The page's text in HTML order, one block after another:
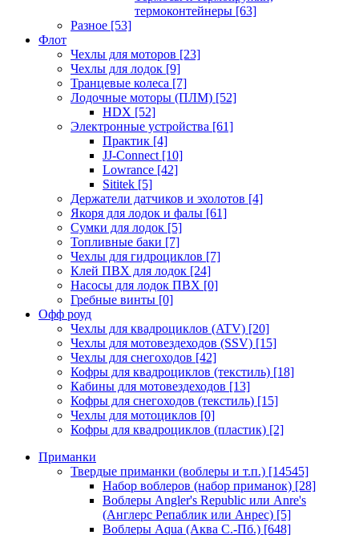
термоконтейнеры [63]
Разное [53]
Флот
Чехлы для моторов [23]
Чехлы для лодок [9]
Транцевые колеса [7]
Лодочные моторы (ПЛМ) [52]
HDX [52]
Электронные устройства [61]
Практик [4]
JJ-Connect [10]
Lowrance [42]
Sititek [5]
Держатели датчиков и эхолотов [4]
Якоря для лодок и фалы [61]
Сумки для лодок [5]
Топливные баки [7]
Чехлы для гидроциклов [7]
Клей ПВХ для лодок [24]
Насосы для лодок ПВХ [0]
Гребные винты [0]
Офф роуд
Чехлы для квадроциклов (ATV) [20]
Чехлы для мотовездеходов (SSV) [15]
Чехлы для снегоходов [42]
Кофры для квадроциклов (текстиль) [18]
Кабины для мотовездеходов [13]
Кофры для снегоходов (текстиль) [15]
Чехлы для мотоциклов [0]
Кофры для квадроциклов (пластик) [2]
Приманки
Твердые приманки (воблеры и т.п.) [14545]
Набор воблеров (набор приманок) [28]
Воблеры Angler's Republic или Anre's
(Англерс Репаблик или Анрес) [5]
Воблеры Aqua (Аква С.-Пб.) [648]